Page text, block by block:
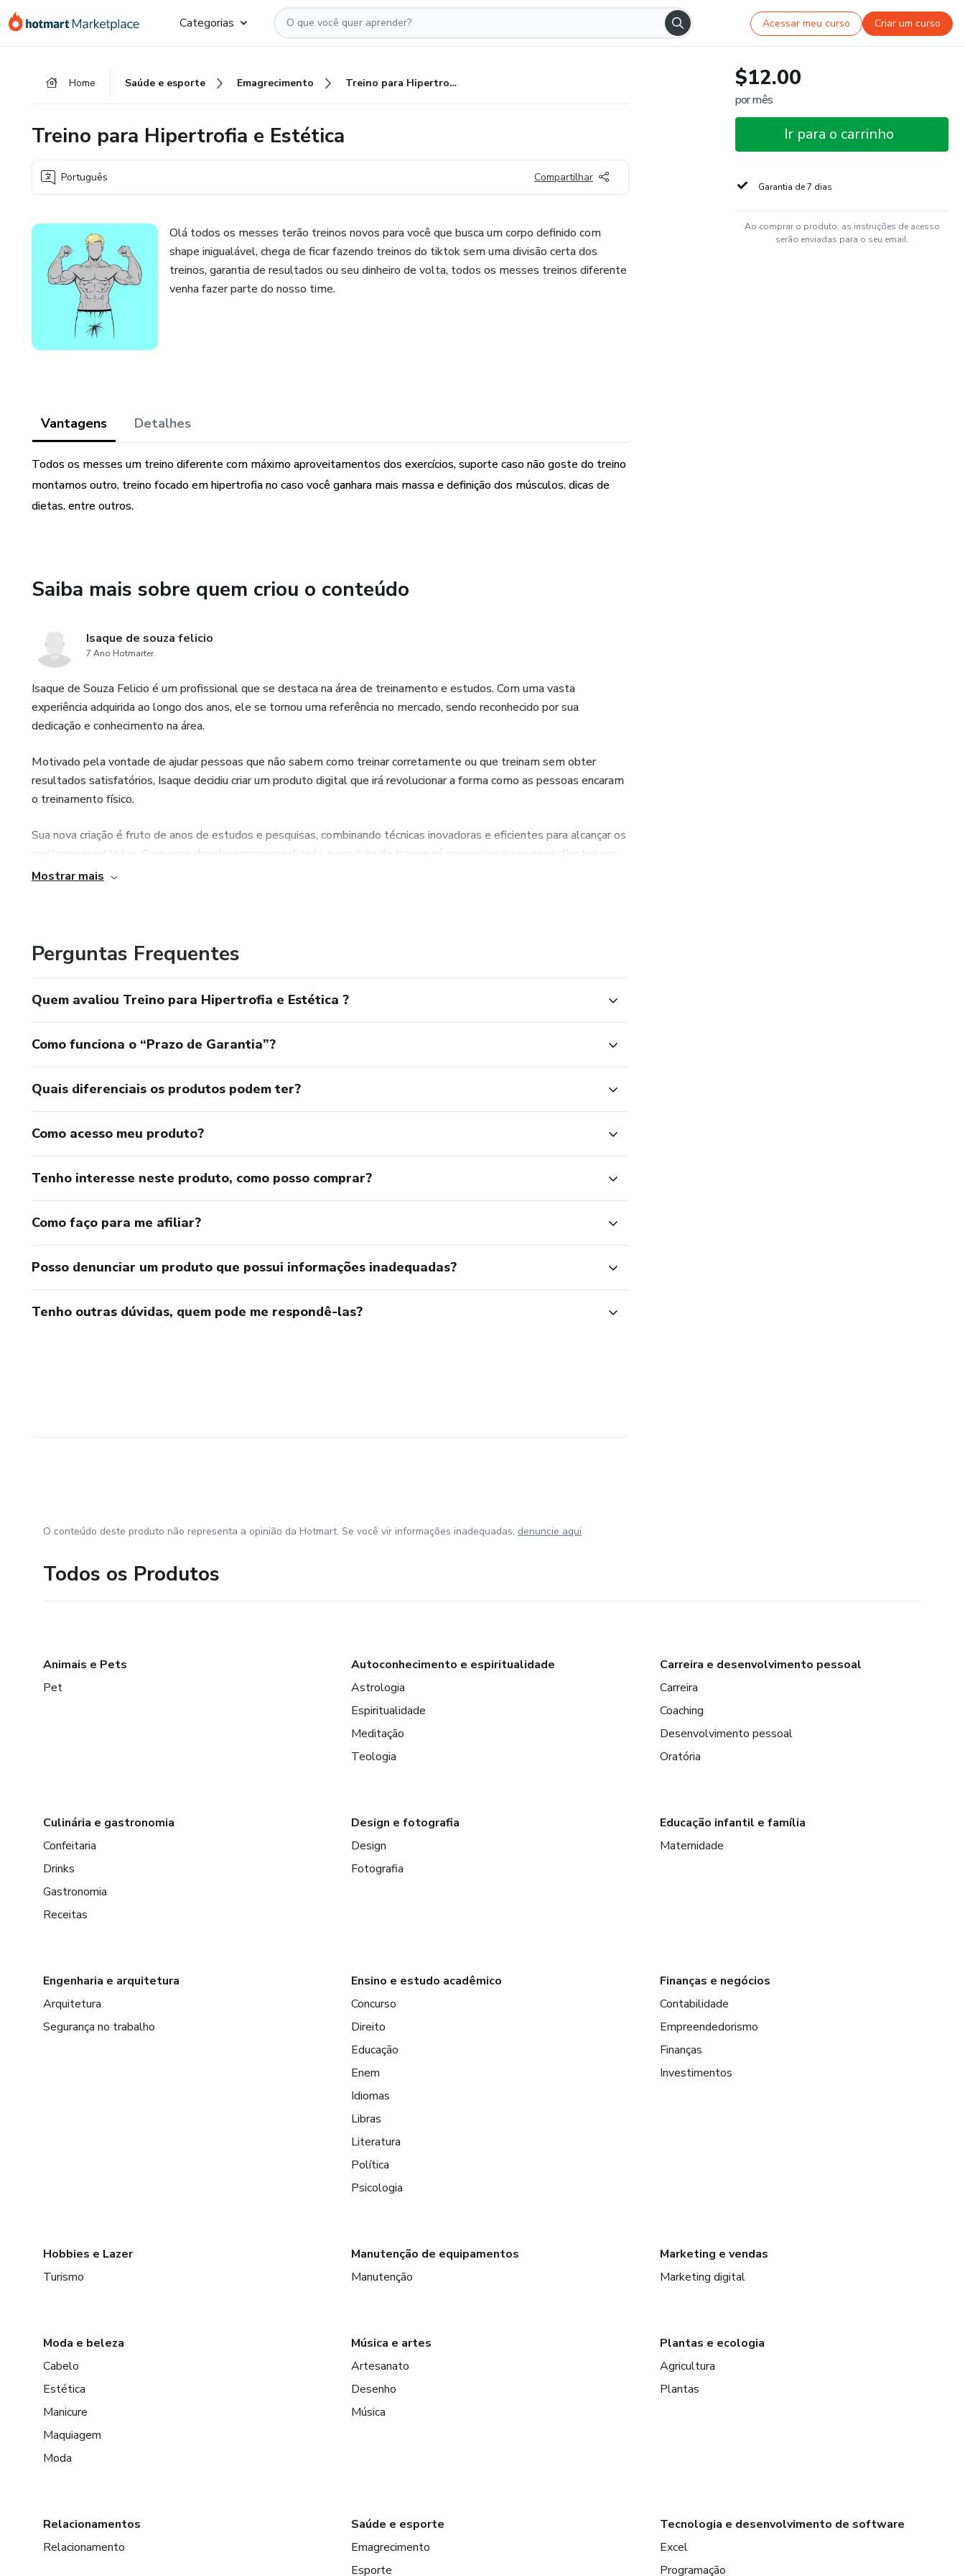
para
para
para
Categorias Acessar meu curso Criar um curso
Home Saúde e esporte Emagrecimento Treino para Hipertrofia e Estética
Treino para Hipertrofia e Estética
Português Compartilhar
Olá todos os messes terão treinos novos para você que busca um corpo definido com
shape inigualável, chega de ficar fazendo treinos do tiktok sem uma divisão certa dos
treinos, garantia de resultados ou seu dinheiro de volta, todos os messes treinos diferente
venha fazer parte do nosso time.
Vantagens Detalhes
Todos os messes um treino diferente com máximo aproveitamentos dos exercícios, suporte caso não goste do treino
montamos outro, treino focado em hipertrofia no caso você ganhara mais massa e definição dos músculos. dicas de
dietas. entre outros.
Saiba mais sobre quem criou o conteúdo
Isaque de souza felicio
7 Ano Hotmarter
Isaque de Souza Felicio é um profissional que se destaca na área de treinamento e estudos. Com uma vasta
experiência adquirida ao longo dos anos, ele se tornou uma referência no mercado, sendo reconhecido por sua
dedicação e conhecimento na área.
Motivado pela vontade de ajudar pessoas que não sabem como treinar corretamente ou que treinam sem obter
resultados satisfatórios, Isaque decidiu criar um produto digital que irá revolucionar a forma como as pessoas encaram
o treinamento físico.
Sua nova criação é fruto de anos de estudos e pesquisas, combinando técnicas inovadoras e eficientes para alcançar os
melhores resultados. Com uma abordagem personalizada, o produto de Isaque irá proporcionar aos seus clientes um
treinamento completo e eficaz, levando em consideração suas necessidades individuais.
objetivos de forma rápida e segura. Não perca mais tempo e garanta agora mesmo o seu acesso ao produto que irá
transformar a sua vida fitness.
Mostrar mais
Perguntas Frequentes
Quem avaliou Treino para Hipertrofia e Estética ?
Como funciona o “Prazo de Garantia”?
Quais diferenciais os produtos podem ter?
Como acesso meu produto?
Tenho interesse neste produto, como posso comprar?
Como faço para me afiliar?
Posso denunciar um produto que possui informações inadequadas?
Tenho outras dúvidas, quem pode me respondê-las?
$12.00
por mês
Ir para o carrinho
Garantia de 7 dias
Ao comprar o produto, as instruções de acesso
serão enviadas para o seu email.
O conteúdo deste produto não representa a opinião da Hotmart. Se você vir informações inadequadas, denuncie aqui
Todos os Produtos
Animais e Pets
Pet
Autoconhecimento e espiritualidade
Astrologia
Espiritualidade
Meditação
Teologia
Carreira e desenvolvimento pessoal
Carreira
Coaching
Desenvolvimento pessoal
Oratória
Culinária e gastronomia
Confeitaria
Drinks
Gastronomia
Receitas
Design e fotografia
Design
Fotografia
Educação infantil e família
Maternidade
Engenharia e arquitetura
Arquitetura
Segurança no trabalho
Ensino e estudo acadêmico
Concurso
Direito
Educação
Enem
Idiomas
Libras
Literatura
Política
Psicologia
Finanças e negócios
Contabilidade
Empreendedorismo
Finanças
Investimentos
Hobbies e Lazer
Turismo
Manutenção de equipamentos
Manutenção
Marketing e vendas
Marketing digital
Moda e beleza
Cabelo
Estética
Manicure
Maquiagem
Moda
Música e artes
Artesanato
Desenho
Música
Plantas e ecologia
Agricultura
Plantas
Relacionamentos
Relacionamento
Saúde e esporte
Emagrecimento
Esporte
Tecnologia e desenvolvimento de software
Excel
Programação